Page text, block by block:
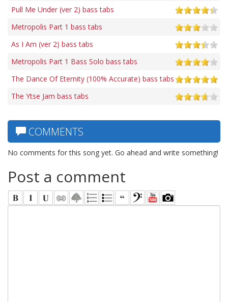
Pull Me Under (ver 2) bass tabs
Metropolis Part 1 bass tabs
As I Am (ver 2) bass tabs
Metropolis Part 1 Bass Solo bass tabs
The Dance Of Eternity (100% Accurate) bass tabs
The Ytse Jam bass tabs
COMMENTS
No comments for this song yet. Go ahead and write something!
Post a comment